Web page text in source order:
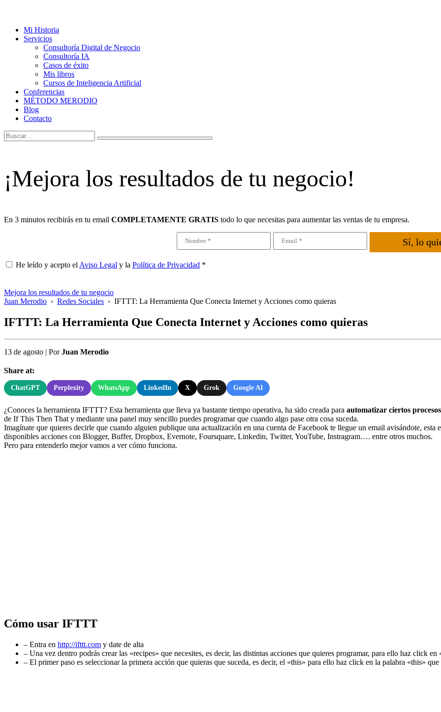
Mi Historia
Servicios
Consultoría Digital de Negocio
Consultoría IA
Casos de éxito
Mis libros
Cursos de Inteligencia Artificial
Conferencias
MÉTODO MERODIO
Blog
Contacto
¡Mejora los resultados de tu negocio!
En 3 minutos recibirás en tu email COMPLETAMENTE GRATIS todo lo que necesitas para aumentar las ventas de tu empresa.
Sí, lo
He leído y acepto el Aviso Legal y la Política de Privacidad *
Mejora los resultados de tu negocio
Juan Merodio › Redes Sociales › IFTTT: La Herramienta Que Conecta Internet y Acciones como quieras
IFTTT: La Herramienta Que Conecta Internet y Acciones como quieras
13 de agosto | PorJuan Merodio
Share at:
ChatGPT Perplexity WhatsApp LinkedIn X Grok Google AI
¿Conoces la herramienta IFTTT? Esta herramienta que lleva ya bastante tiempo operativa, ha sido creada para automatizar ciertos procesos
de If This Then That y mediante una panel muy sencillo puedes programar que cuando algo pase otra cosa suceda.
Imagínate que quieres decirle que cuando alguien publique una actualización en una cuenta de Facebook te llegue un email avisándote, esta
disponibles acciones con Blogger, Buffer, Dropbox, Evernote, Foursquare, Linkedin, Twitter, YouTube, Instragram…. entre otros muchos.
Pero para entenderlo mejor vamos a ver cómo funciona.
Cómo usar IFTTT
– Entra en http://ifttt.com y date de alta
– Una vez dentro podrás crear las «recipes» que necesites, es decir, las distintas acciones que quieres programar, para ello haz click en
– El primer paso es seleccionar la primera acción que quieras que suceda, es decir, el «this» para ello haz click en la palabra «this» que